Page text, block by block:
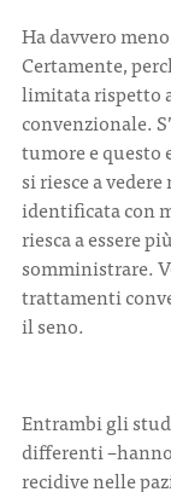
Ha davvero
Certamente,
limitata rispetto
convenzionale.
tumore e
si riesce a
identificata con
riesca a essere
somministrare.
trattamenti
il seno.
Entrambi gli
differenti
recidive nelle